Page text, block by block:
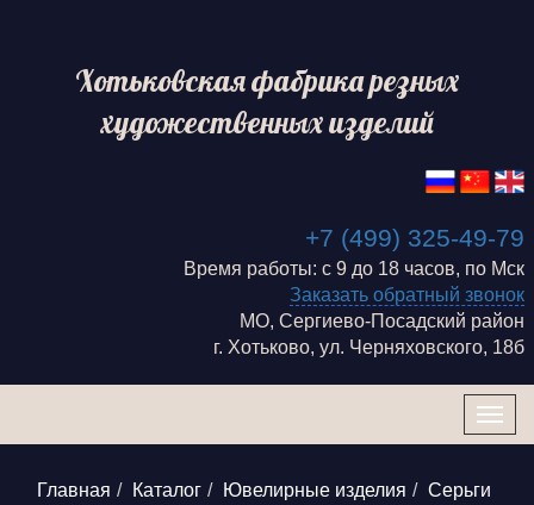
Хотьковская фабрика резных
художественных изделий
+7 (499) 325-49-79
Время работы: с 9 до 18 часов, по Мск
Заказать обратный звонок
МО, Сергиево-Посадский район
г. Хотьково, ул. Черняховского, 18б
Главная Каталог Ювелирные изделия
Серьги